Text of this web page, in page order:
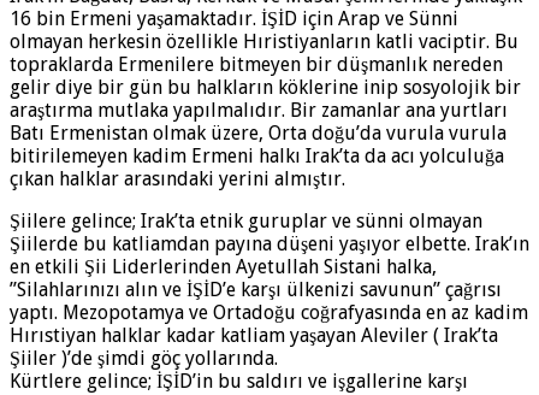
16 bin Ermeni yaşamaktadır. İŞİD için Arap ve Sünni
olmayan herkesin özellikle Hıristiyanların katli vaciptir. Bu
topraklarda Ermenilere bitmeyen bir düşmanlık nereden
gelir diye bir gün bu halkların köklerine inip sosyolojik bir
araştırma mutlaka yapılmalıdır. Bir zamanlar ana yurtları
Batı Ermenistan olmak üzere, Orta doğu’da vurula vurula
bitirilemeyen kadim Ermeni halkı Irak’ta da acı yolculuğa
çıkan halklar arasındaki yerini almıştır.
Şiilere gelince; Irak’ta etnik guruplar ve sünni olmayan
Şiilerde bu katliamdan payına düşeni yaşıyor elbette. Irak’ın
en etkili Şii Liderlerinden Ayetullah Sistani halka,
”Silahlarınızı alın ve İŞİD’e karşı ülkenizi savunun” çağrısı
yaptı. Mezopotamya ve Ortadoğu coğrafyasında en az kadim
Hırıstiyan halklar kadar katliam yaşayan Aleviler ( Irak’ta
Şiiler )’de şimdi göç yollarında.
Kürtlere gelince; İŞİD’in bu saldırı ve işgallerine karşı